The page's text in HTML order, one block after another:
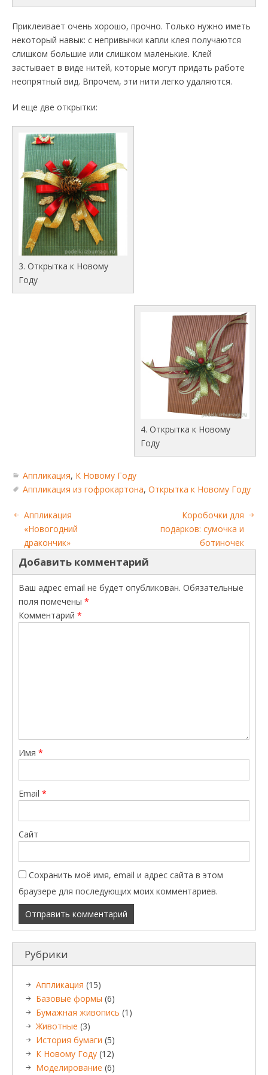
Приклеивает очень хорошо, прочно. Только нужно иметь
некоторый навык: с непривычки капли клея получаются
слишком большие или слишком маленькие. Клей
застывает в виде нитей, которые могут придать работе
неопрятный вид. Впрочем, эти нити легко удаляются.
И еще две открытки:
3. Открытка к Новому
Году
4. Открытка к Новому
Году
Аппликация, К Новому Году
Аппликация из гофрокартона, Открытка к Новому Году
Аппликация
«Новогодний
дракончик»
Коробочки для
подарков: сумочка и
ботиночек
Добавить комментарий
Ваш адрес email не будет опубликован. Обязательные
поля помечены *
Комментарий *
Имя *
Email *
Сайт
Сохранить моё имя, email и адрес сайта в этом
браузере для последующих моих комментариев.
Рубрики
Аппликация (15)
Базовые формы (6)
Бумажная живопись (1)
Животные (3)
История бумаги (5)
К Новому Году (12)
Моделирование (6)